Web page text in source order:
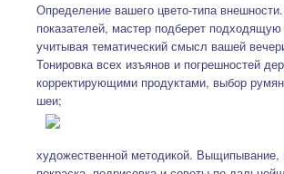
Определение вашего цвето-типа
показателей, мастер подберет
учитывая тематический смысл вашей
Тонировка всех изъянов и погрешностей
корректирующими продуктами, выбор
шеи;
художественной методикой.